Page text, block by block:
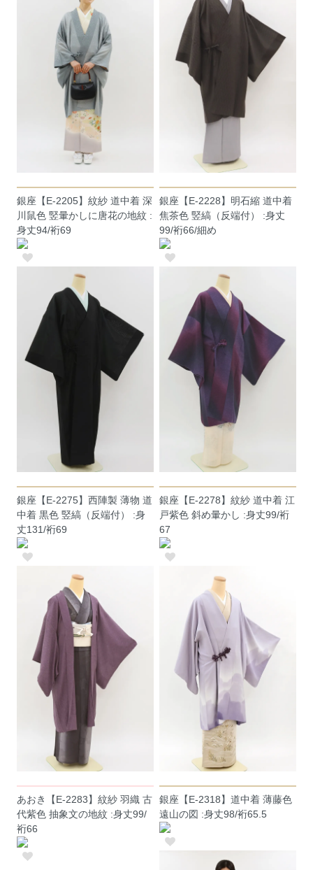
銀座【E-2205】紋紗 道中着 深
川鼠色 竪暈かしに唐花の地紋 :
身丈94/裄69
銀座【E-2228】明石縮 道中着
焦茶色 竪縞（反端付） :身丈
99/裄66/細め
銀座【E-2275】西陣製 薄物 道
中着 黒色 竪縞（反端付） :身
丈131/裄69
銀座【E-2278】紋紗 道中着 江
戸紫色 斜め暈かし :身丈99/裄
67
あおき【E-2283】紋紗 羽織 古
代紫色 抽象文の地紋 :身丈99/
裄66
銀座【E-2318】道中着 薄藤色
遠山の図 :身丈98/裄65.5